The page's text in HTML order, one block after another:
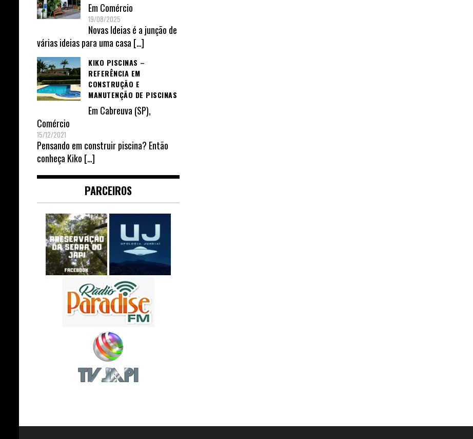
Em Comércio
19/08/2025
Novas Ideias é a junção de
várias ideias para uma casa […]
KIKO PISCINAS –
REFERÊNCIA EM
CONSTRUÇÃO E
MANUTENÇÃO DE PISCINAS
Em Cabreuva (SP),
Comércio
15/12/2021
Pensando em construir piscina? Então
conheça Kiko […]
PARCEIROS